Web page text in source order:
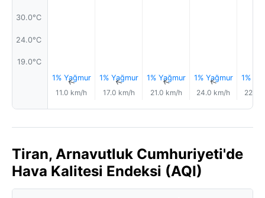
30.0°C
24.0°C
19.0°C
1% Yağmur
↑
11.0 km/h
1% Yağmur
↑
17.0 km/h
1% Yağmur
↑
21.0 km/h
1% Yağmur
↑
24.0 km/h
1%
22.0
Tiran, Arnavutluk Cumhuriyeti'de
Hava Kalitesi Endeksi (AQI)